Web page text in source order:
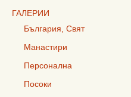
ГАЛЕРИИ
България, Свят
Манастири
Персонална
Посоки